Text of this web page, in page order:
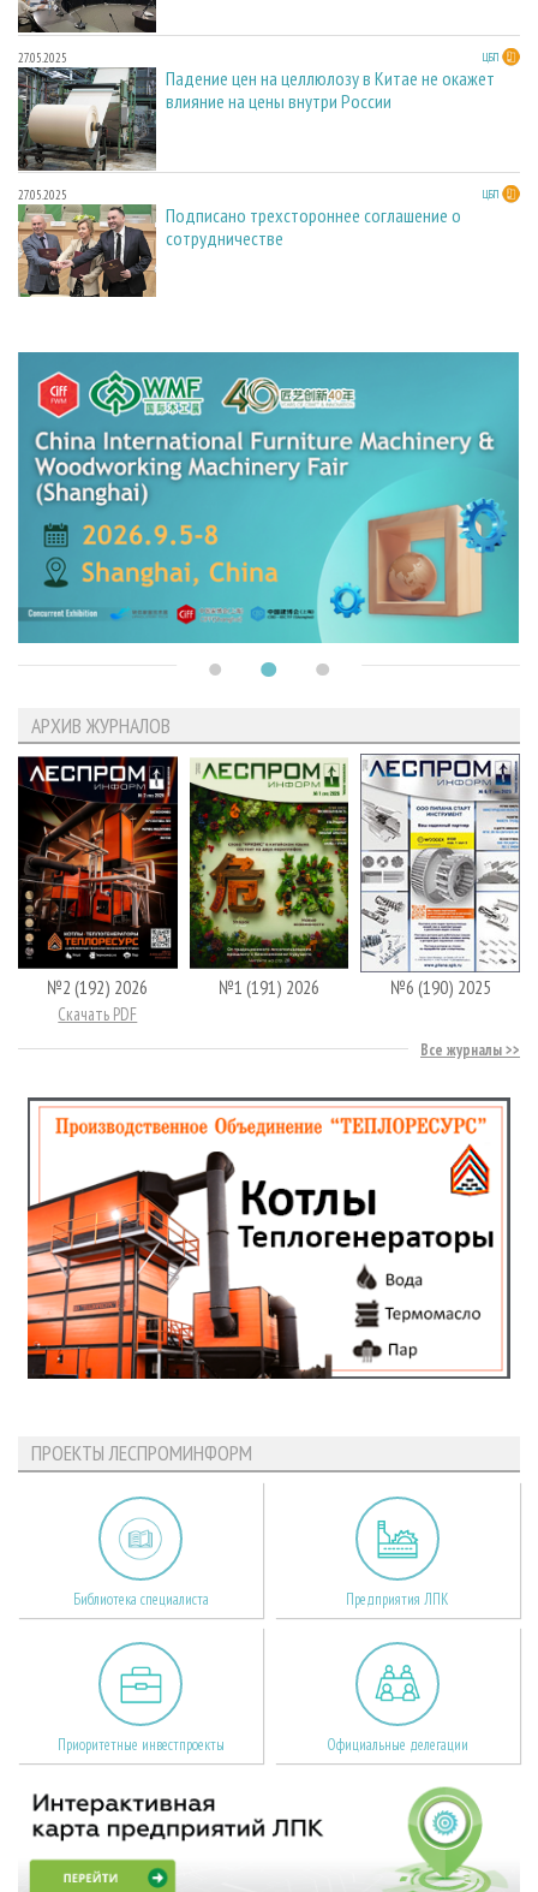
27.05.2025 ЦБП
Падение цен на целлюлозу в Китае не окажет
влияние на цены внутри России
27.05.2025 ЦБП
Подписано трехстороннее соглашение о
сотрудничестве
АРХИВ ЖУРНАЛОВ
№2 (192) 2026
Скачать PDF
№1 (191) 2026 №6 (190) 2025
Все журналы
ПРОЕКТЫ ЛЕСПРОМИНФОРМ
Библиотека специалиста Предприятия ЛПК
Приоритетные инвестпроекты Официальные делегации